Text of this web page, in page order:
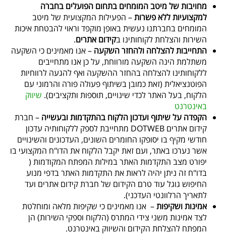
מחויבות של מיטב המומחים בתחום הפועלים בחברה
למקצועיות ללא פשרות– הפעילות המקצועית של מיטב
המומחים בחברתנו נעשית באופן מוקפד וראוי להבטחת איכות
השירות והצלחת לקוחותינו בקידום אתרים.
התחייבות להצלחה ולהחזר השקעה – אנו מאמינים כי השקעה
משתלמת הינה השקעה מורווחת, על כן אנו מתחייבים
ללקוחותינו להצלחה בהחזר ההשקעה ואף להגעה לרווחיות
הפוטנציאלית (זאת כמובן בשיתוף פעולה פורה והרמוני עם
הלקוח, בעל האתר לכדי שינויים, תוספות ותקציבים). שיווק
באינטרנט
הקפדה על שיתוף ועדכון הלקוח בהתקדמות ובעשייה – חברת
קידום אתרים DOTWEB מתחייבת לספק ללקוחותיה עדכון
חודשי מקיף בו יסופקו החומרים השונים, העדכונים והשינויים
אשר נערכו באתר, ועם זאת יקבל הלקוח את הדו"ח המקצועי בו
יפורט מצב התקדמות האתר במילות המפתח המקודמות (
בדו"ח זה ניתן יהיה לראות את התקדמות האתר בדפי מנוע
החיפוש גוגל עוד טרם הקידום של חברת קידום אתרים ועד
לתאריך הרלוונטי העדכני).
אמינות ושקיפות– אנו מאמינים כי שקיפות מלאה ומוחלטת
לצד אמינות משני צידי המתרס (הלקוח וספקי השירות) הן
המפתח להצלחת הקידום והשיווק באינטרנט.